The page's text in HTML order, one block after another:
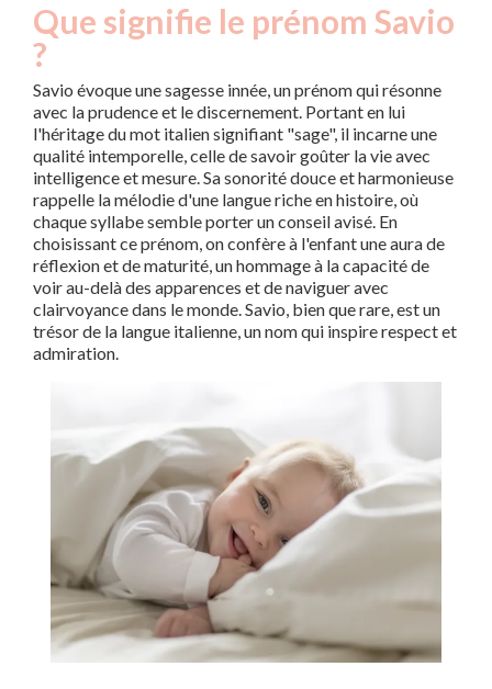
Que signifie le prénom Savio
?
Savio évoque une sagesse innée, un prénom qui résonne
avec la prudence et le discernement. Portant en lui
l'héritage du mot italien signifiant "sage", il incarne une
qualité intemporelle, celle de savoir goûter la vie avec
intelligence et mesure. Sa sonorité douce et harmonieuse
rappelle la mélodie d'une langue riche en histoire, où
chaque syllabe semble porter un conseil avisé. En
choisissant ce prénom, on confère à l'enfant une aura de
réflexion et de maturité, un hommage à la capacité de
voir au-delà des apparences et de naviguer avec
clairvoyance dans le monde. Savio, bien que rare, est un
trésor de la langue italienne, un nom qui inspire respect et
admiration.